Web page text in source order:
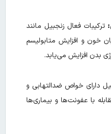
ترکیبات فعال زنجبیل مانند
خون و افزایش متابولیسم
بدن افزایش می‌یابد.
دارای خواص ضدالتهابی و
با عفونت‌ها و بیماری‌ها